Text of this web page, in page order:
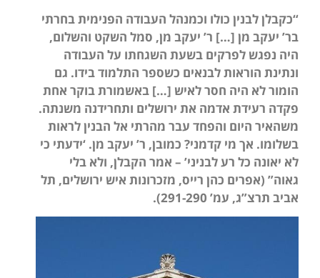
“כקבלן לבנין כולו וכמנהל העבודה הפנימית בחרתי
בר’ יעקב מן […] ר’ יעקב מן, סמל השקט והשלום,
היה נפגש לפרקים בשעת השגחתו על העבודה
ונתינת הוראות לבנאים כשספר התלמוד בידו. גם
הומור לא היה חסר לאיש […] באשמורת בוקר אחת
פקדה רעידת אדמה את ירושלים ותחרידנה משנתה.
משהאיר היום והפחד עבר מהרתי אל הבנין לראות
בשלומו. אך מי קדמני? כמובן, ר’ יעקב מן. ‘ידעתי כי
לא יאונה כל רע לבניני’ – אמר הקבלן, ולא בלי
גאוה” (אפרים כהן רייס, מזכרונות איש ירושלים, תל
אביב תרצ”ג, עמ’ 291-290).